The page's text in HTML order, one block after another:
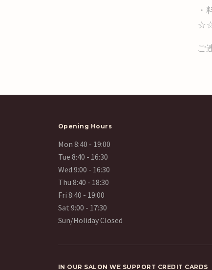
・
☆☆
ご
Opening Hours
Mon 8:40 - 19:00
Tue 8:40 - 16:30
Wed 9:00 - 16:30
Thu 8:40 - 18:30
Fri 8:40 - 19:00
Sat 9:00 - 17:30
Sun/Holiday Closed
IN OUR SALON WE SUPPORT CREDIT